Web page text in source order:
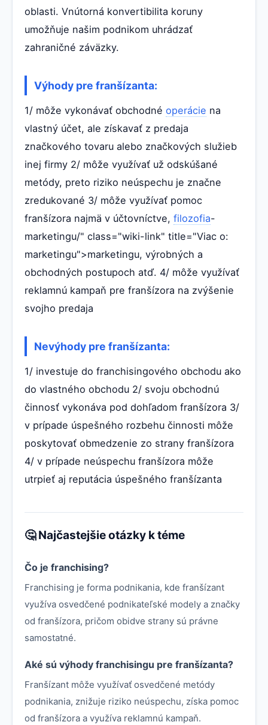
oblasti. Vnútorná konvertibilita koruny
umožňuje našim podnikom uhrádzať
zahraničné záväzky.
Výhody pre franšízanta:
1/ môže vykonávať obchodné operácie na
vlastný účet, ale získavať z predaja
značkového tovaru alebo značkových služieb
inej firmy 2/ môže využívať už odskúšané
metódy, preto riziko neúspechu je značne
zredukované 3/ môže využívať pomoc
franšízora najmä v účtovníctve, filozofia-
marketingu/" class="wiki-link" title="Viac o:
marketingu">marketingu, výrobných a
obchodných postupoch atď. 4/ môže využívať
reklamnú kampaň pre franšízora na zvýšenie
svojho predaja
Nevýhody pre franšízanta:
1/ investuje do franchisingového obchodu ako
do vlastného obchodu 2/ svoju obchodnú
činnosť vykonáva pod dohľadom franšízora 3/
v prípade úspešného rozbehu činnosti môže
poskytovať obmedzenie zo strany franšízora
4/ v prípade neúspechu franšízora môže
utrpieť aj reputácia úspešného franšízanta
🤔 Najčastejšie otázky k téme
Čo je franchising?
Franchising je forma podnikania, kde franšízant
využíva osvedčené podnikateľské modely a značky
od franšízora, pričom obidve strany sú právne
samostatné.
Aké sú výhody franchisingu pre franšízanta?
Franšízant môže využívať osvedčené metódy
podnikania, znižuje riziko neúspechu, získa pomoc
od franšízora a využíva reklamnú kampaň.